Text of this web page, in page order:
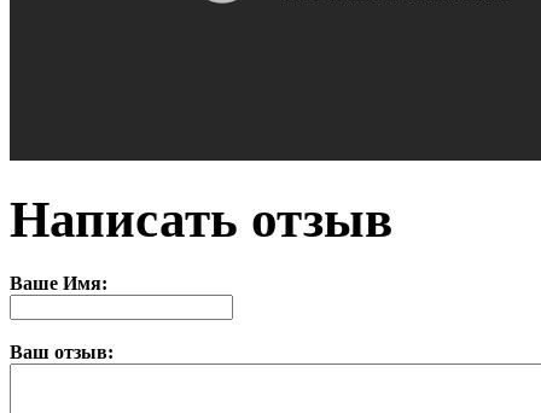
Написать отзыв
Ваше Имя:
Ваш отзыв: